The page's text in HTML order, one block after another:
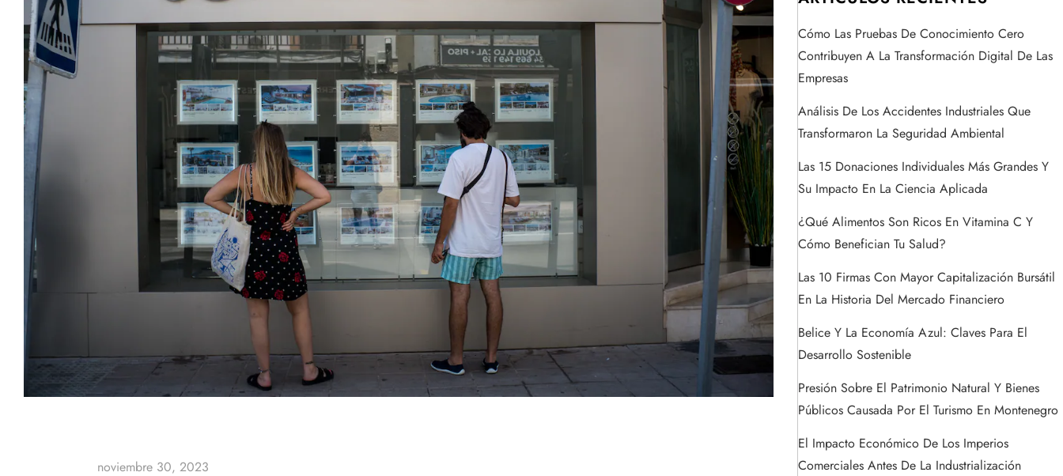
Cómo Las Pruebas De Conocimiento Cero
Contribuyen A La Transformación Digital De Las
Empresas
Análisis De Los Accidentes Industriales Que
Transformaron La Seguridad Ambiental
Las 15 Donaciones Individuales Más Grandes Y
Su Impacto En La Ciencia Aplicada
¿Qué Alimentos Son Ricos En Vitamina C Y
Cómo Benefician Tu Salud?
Las 10 Firmas Con Mayor Capitalización Bursátil
En La Historia Del Mercado Financiero
Belice Y La Economía Azul: Claves Para El
Desarrollo Sostenible
Presión Sobre El Patrimonio Natural Y Bienes
Públicos Causada Por El Turismo En Montenegro
El Impacto Económico De Los Imperios
Comerciales Antes De La Industrialización